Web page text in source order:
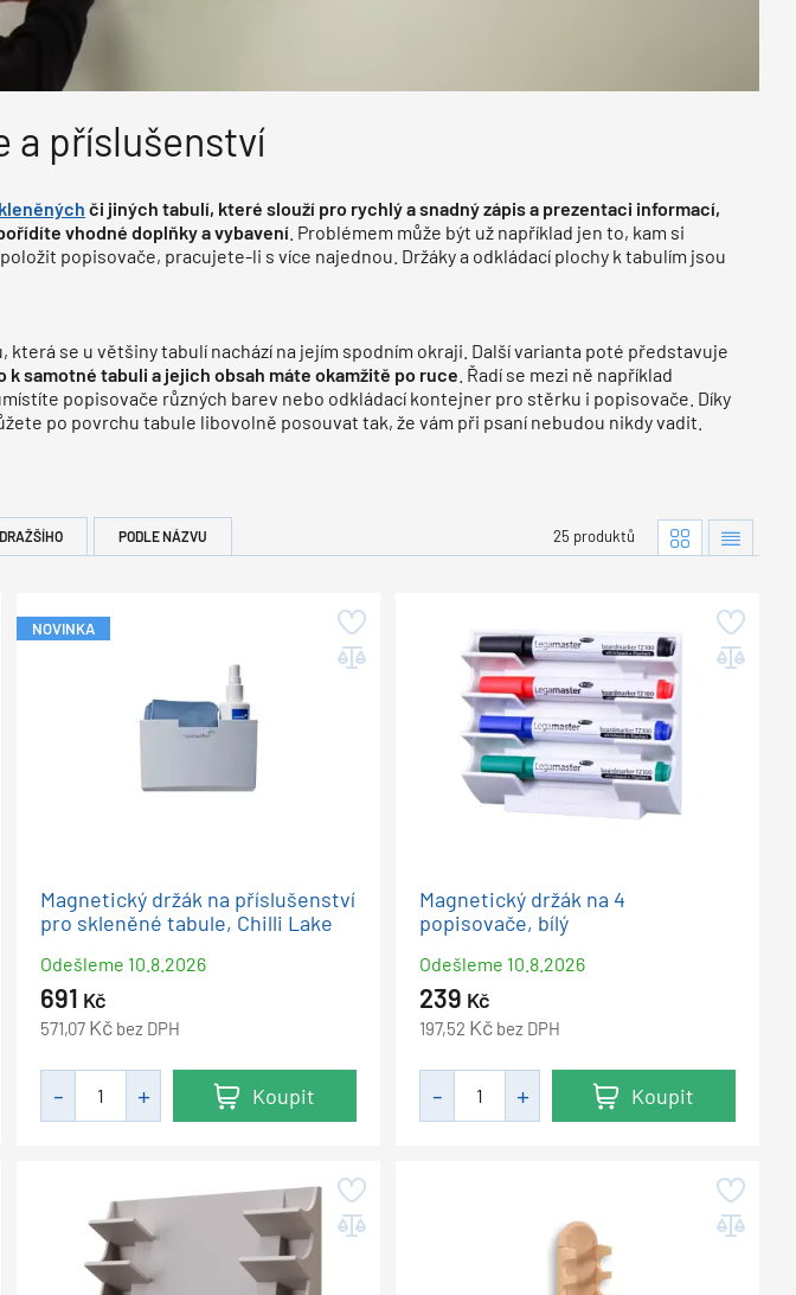
a příslušenství
či jiných tabulí, které slouží pro rychlý a snadný zápis a prezentaci informací,
vhodné doplňky a vybavení . Problémem může být už například jen to, kam si
popisovače, pracujete-li s více najednou. Držáky a odkládací plochy k tabulím jsou
se u většiny tabulí nachází na jejím spodním okraji. Další varianta poté představuje
samotné tabuli a jejich obsah máte okamžitě po ruce . Řadí se mezi ně například
popisovače různých barev nebo odkládací kontejner pro stěrku i popisovače. Díky
po povrchu tabule libovolně posouvat tak, že vám při psaní nebudou nikdy vadit.
PODLE NÁZVU 25 produktů
NOVINKA
Magnetický držák na příslušenství
pro skleněné tabule, Chilli Lake
Odešleme 10.8.2026
691 Kč
571,07 Kč bez DPH
Koupit
Magnetický držák na 4
popisovače, bílý
Odešleme 10.8.2026
239 Kč
197,52 Kč bez DPH
Koupit